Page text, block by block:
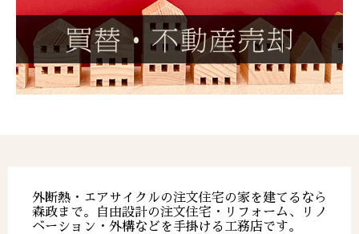
外断熱・エアサイクルの注文住宅の家を建てるなら
森政まで。自由設計の注文住宅・リフォーム、リノ
ベーション・外構などを手掛ける工務店です。